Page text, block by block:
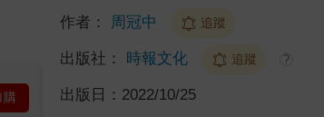
購
作者： 周冠中 追蹤
出版社： 時報文化 追蹤 ?
出版日： 2022/10/25